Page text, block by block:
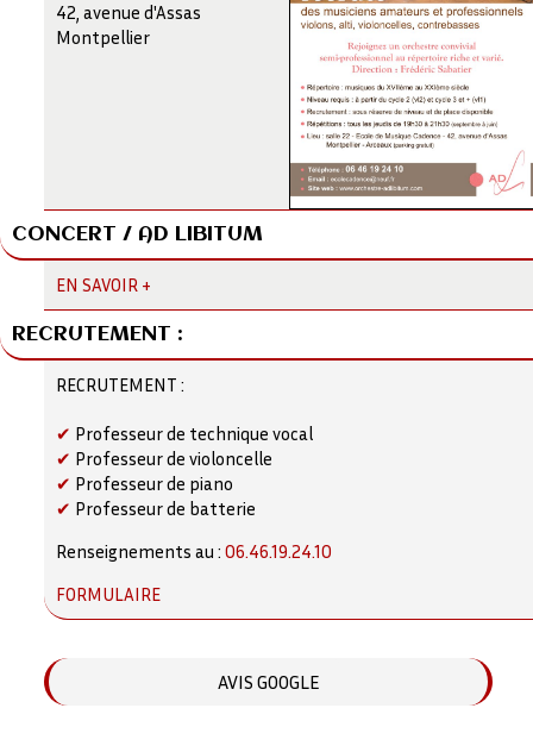
42, avenue d'Assas
Montpellier
CONCERT / AD LIBITUM
EN SAVOIR +
RECRUTEMENT :
RECRUTEMENT :
✔ Professeur de technique vocal
✔ Professeur de violoncelle
✔ Professeur de piano
✔ Professeur de batterie
Renseignements au :06.46.19.24.10
FORMULAIRE
AVIS GOOGLE